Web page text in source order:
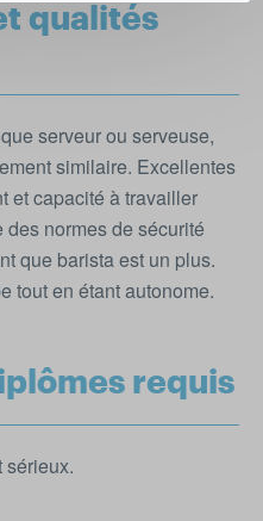
qualités
serveur ou serveuse,
similaire. Excellentes
et capacité à travailler
normes de sécurité
que barista est un plus.
tout en étant autonome.
requis
sérieux.